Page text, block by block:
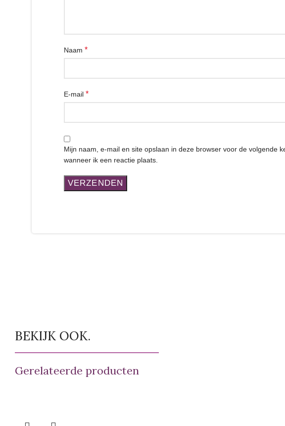
Naam *
E-mail *
Mijn naam, e-mail en site opslaan in deze browser voor de volgende
wanneer ik een reactie plaats.
BEKIJK OOK.
Gerelateerde producten